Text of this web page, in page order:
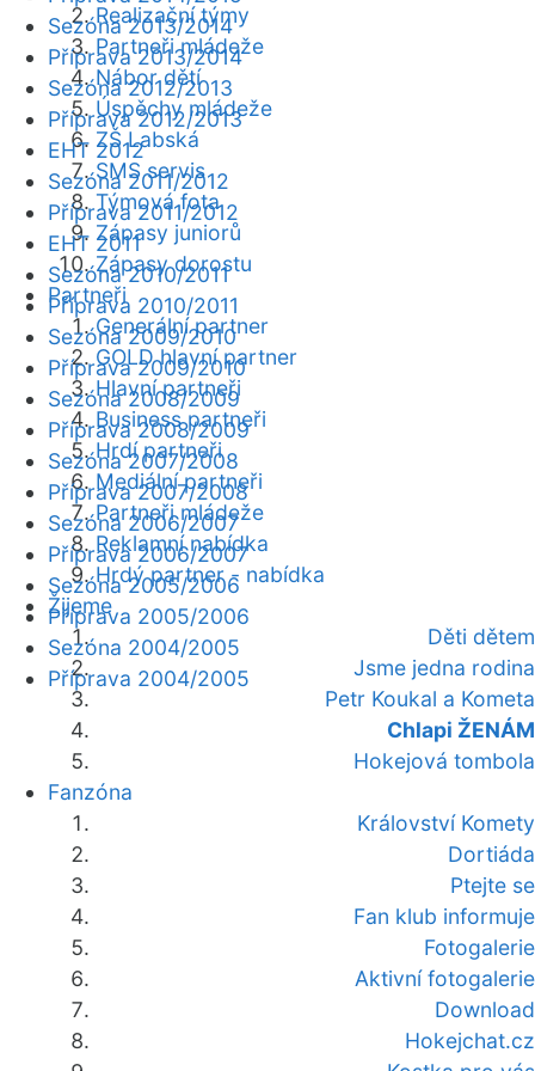
Realizační týmy
Partneři mládeže
Nábor dětí
Úspěchy mládeže
ZŠ Labská
SMS servis
Týmová fota
Zápasy juniorů
Zápasy dorostu
Partneři
Generální partner
GOLD hlavní partner
Hlavní partneři
Business partneři
Hrdí partneři
Mediální partneři
Partneři mládeže
Reklamní nabídka
Hrdý partner - nabídka
Žijeme
Děti dětem
Jsme jedna rodina
Petr Koukal a Kometa
Chlapi ŽENÁM
Hokejová tombola
Fanzóna
Království Komety
Dortiáda
Ptejte se
Fan klub informuje
Fotogalerie
Aktivní fotogalerie
Download
Hokejchat.cz
Sezóna 2013/2014
Příprava 2013/2014
Sezóna 2012/2013
Příprava 2012/2013
EHT 2012
Sezóna 2011/2012
Příprava 2011/2012
EHT 2011
Sezóna 2010/2011
Příprava 2010/2011
Sezóna 2009/2010
Příprava 2009/2010
Sezóna 2008/2009
Příprava 2008/2009
Sezóna 2007/2008
Příprava 2007/2008
Sezóna 2006/2007
Příprava 2006/2007
Sezóna 2005/2006
Příprava 2005/2006
Sezóna 2004/2005
Příprava 2004/2005